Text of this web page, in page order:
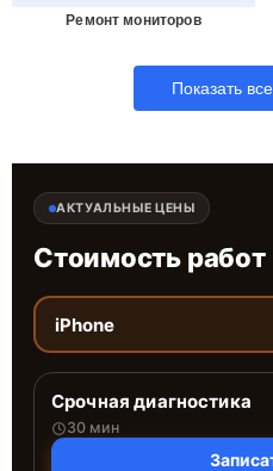
Ремонт мониторов
Показать
АКТУАЛЬНЫЕ ЦЕНЫ
Стоимость работ
iPhone
Срочная диагностика
30 мин